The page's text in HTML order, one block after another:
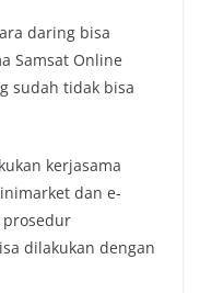
daring bisa
Samsat Online
sudah tidak bisa
kerjasama
dan e-
prosedur
dilakukan dengan